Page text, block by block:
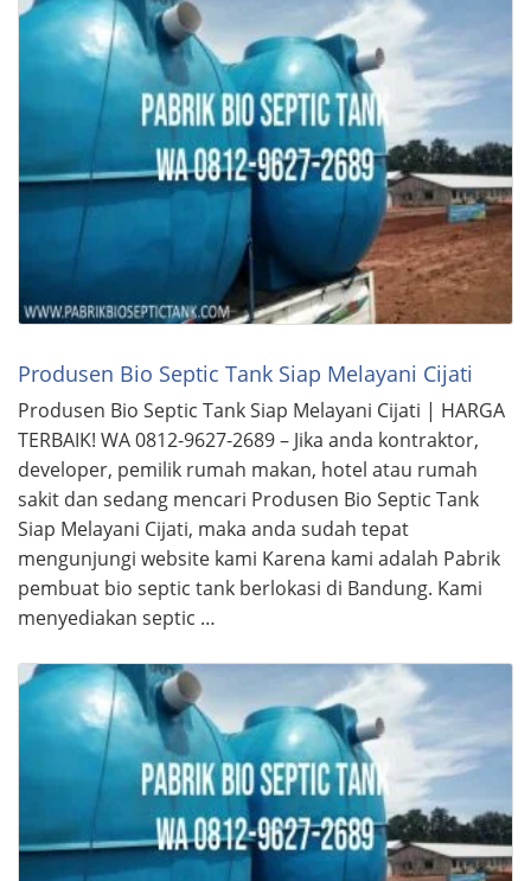
Produsen Bio Septic Tank Siap Melayani Cijati
Produsen Bio Septic Tank Siap Melayani Cijati | HARGA
TERBAIK! WA 0812-9627-2689 – Jika anda kontraktor,
developer, pemilik rumah makan, hotel atau rumah
sakit dan sedang mencari Produsen Bio Septic Tank
Siap Melayani Cijati, maka anda sudah tepat
mengunjungi website kami Karena kami adalah Pabrik
pembuat bio septic tank berlokasi di Bandung. Kami
menyediakan septic …